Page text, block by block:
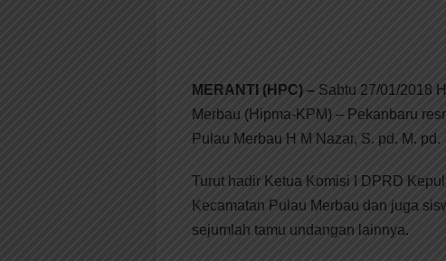
MERANTI (HPC) – Sabtu 27/01/2018
Merbau (Hipma-KPM) – Pekanbaru
Pulau Merbau H M Nazar, S. pd. M. pd.
Turut hadir Ketua Komisi I DPRD
Kecamatan Pulau Merbau dan juga
sejumlah tamu undangan lainnya.